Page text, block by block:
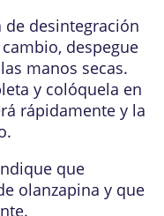
desintegración
despegue
manos secas.
y colóquela en
rápidamente y la
que
olanzapina y que